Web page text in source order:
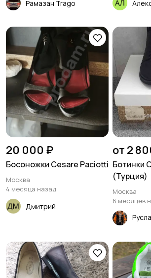
Рамазан Trago
20 000 ₽
Босоножки Cesare Paciotti
Москва
4 месяца назад
Дмитрий
от 2
Ботинки
(Турция)
Москва
6 месяцев